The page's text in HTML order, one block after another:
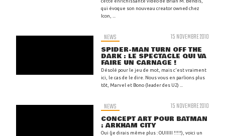
qui évoque son nouveau creator owned chez
Icon, ...
NEWS 15 NOVEMBRE 2010
SPIDER-MAN TURN OFF THE
DARK : LE SPECTACLE QUI VA
FAIRE UN CARNAGE !
Désolé pour le jeu de mot, mais c'est vraiment
ici, le cas de le dire. Nous vous en parlions plus
tôt, Marvel et Bono (leader des U2) ...
NEWS 15 NOVEMBRE 2010
CONCEPT ART POUR BATMAN
: ARKHAM CITY
Oui (je dirais même plus : OUIIIII !!!!!), voici un